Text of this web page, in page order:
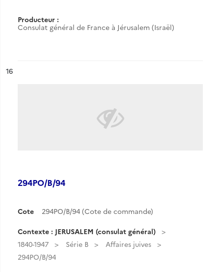
Producteur :
Consulat général de France à Jérusalem (Israël)
n°
16
294PO/B/94
Cote 294PO/B/94 (Cote de commande)
Contexte : JERUSALEM (consulat général)
1840-1947
Série B
Affaires juives
294PO/B/94